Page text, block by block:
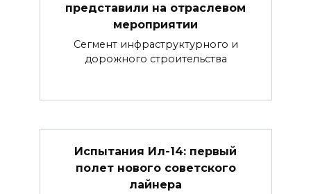
представили на отраслевом
мероприятии
Сегмент инфраструктурного и
дорожного строительства
Испытания Ил-14: первый
полет нового советского
лайнера